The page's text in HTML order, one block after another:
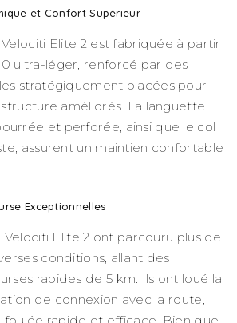
et Confort Supérieur
Velociti Elite 2 est fabriquée à partir
ultra-léger, renforcé par des
stratégiquement placées pour
améliorés. La languette
et perforée, ainsi que le col
assurent un maintien confortable
Exceptionnelles
Velociti Elite 2 ont parcouru plus de
conditions, allant des
rapides de 5 km. Ils ont loué la
de connexion avec la route,
foulée rapide et efficace. Bien que